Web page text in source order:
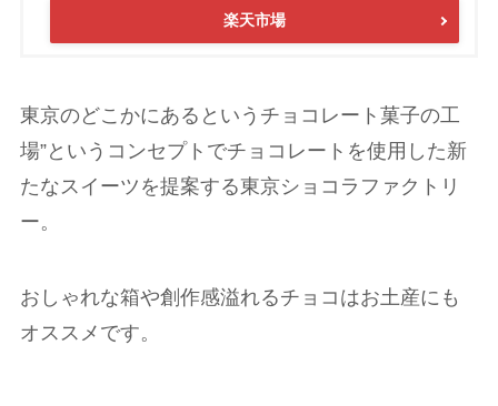
楽天市場
東京のどこかにあるというチョコレート菓子の工
場”というコンセプトでチョコレートを使用した新
たなスイーツを提案する東京ショコラファクトリ
ー。
おしゃれな箱や創作感溢れるチョコはお土産にも
オススメです。